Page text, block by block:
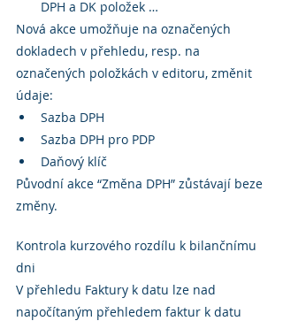
DPH a DK položek …
Nová akce umožňuje na označených
dokladech v přehledu, resp. na
označených položkách v editoru, změnit
údaje:
Sazba DPH
Sazba DPH pro PDP
Daňový klíč
Původní akce “Změna DPH” zůstávají beze
změny.
Kontrola kurzového rozdílu k bilančnímu
dni
V přehledu Faktury k datu lze nad
napočítaným přehledem faktur k datu